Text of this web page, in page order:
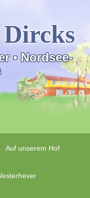
• Nordsee-
Auf unserem Hof